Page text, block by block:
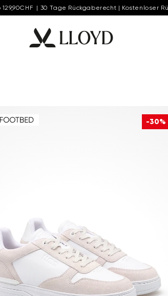
| 30 Tage Rückgaberecht | Kostenloser
-30%